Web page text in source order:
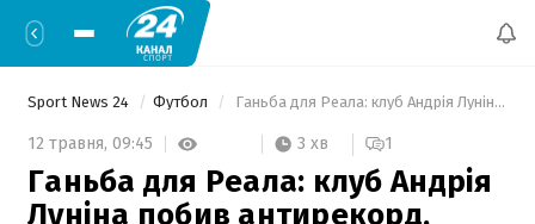
Sport News 24 Футбол Ганьба для Реала: клуб Андрія Луніна побив антирекорд, програвши усі трофеї у сезоні
12 травня, 09:45 3 хв 1
Ганьба для Реала: клуб Андрія
Луніна побив антирекорд,